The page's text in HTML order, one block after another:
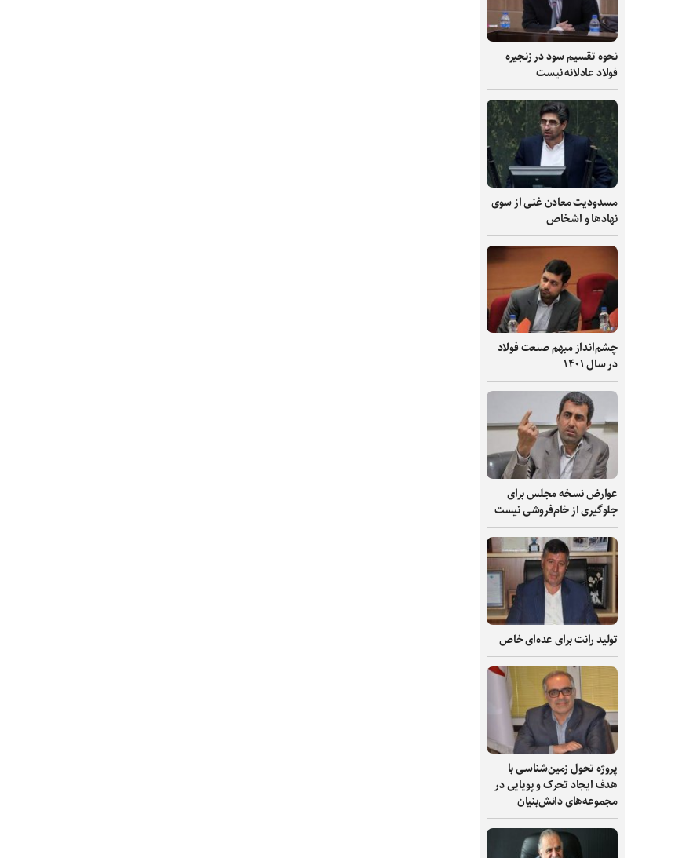
نحوه تقسیم سود در زنجیره
فولاد عادلانه نیست
مسدودیت معادن غنی از سوی
نهادها و اشخاص
چشم‌انداز مبهم صنعت فولاد
در سال ۱۴۰۱
عوارض نسخه مجلس برای
جلوگیری از خام‌فروشی نیست
تولید رانت برای عده‌ای خاص
پروژه تحول زمین‌شناسی با
هدف ایجاد تحرک و پویایی در
مجموعه‌های دانش‌بنیان